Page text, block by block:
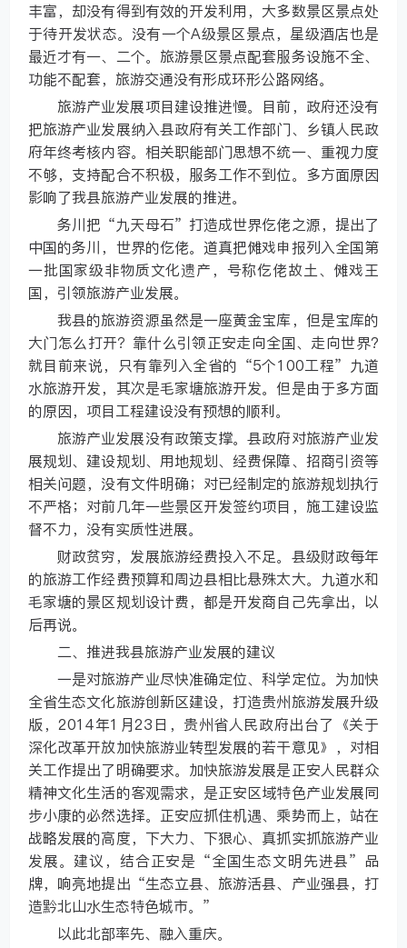
丰富，却没有得到有效的开发利用，大多数景区景点处
于待开发状态。没有一个A级景区景点，星级酒店也是
最近才有一、二个。旅游景区景点配套服务设施不全、
功能不配套，旅游交通没有形成环形公路网络。
旅游产业发展项目建设推进慢。目前，政府还没有
把旅游产业发展纳入县政府有关工作部门、乡镇人民政
府年终考核内容。相关职能部门思想不统一、重视力度
不够，支持配合不积极，服务工作不到位。多方面原因
影响了我县旅游产业发展的推进。
务川把“九天母石”打造成世界仡佬之源，提出了
中国的务川，世界的仡佬。道真把傩戏申报列入全国第
一批国家级非物质文化遗产，号称仡佬故土、傩戏王
国，引领旅游产业发展。
我县的旅游资源虽然是一座黄金宝库，但是宝库的
大门怎么打开？靠什么引领正安走向全国、走向世界?
就目前来说，只有靠列入全省的“5个100工程”九道
水旅游开发，其次是毛家塘旅游开发。但是由于多方面
的原因，项目工程建设没有预想的顺利。
旅游产业发展没有政策支撑。县政府对旅游产业发
展规划、建设规划、用地规划、经费保障、招商引资等
相关问题，没有文件明确；对已经制定的旅游规划执行
不严格；对前几年一些景区开发签约项目，施工建设监
督不力，没有实质性进展。
财政贫穷，发展旅游经费投入不足。县级财政每年
的旅游工作经费预算和周边县相比悬殊太大。九道水和
毛家塘的景区规划设计费，都是开发商自己先拿出，以
后再说。
二、推进我县旅游产业发展的建议
一是对旅游产业尽快准确定位、科学定位。为加快
全省生态文化旅游创新区建设，打造贵州旅游发展升级
版，2014年1月23日，贵州省人民政府出台了《关于
深化改革开放加快旅游业转型发展的若干意见》，对相
关工作提出了明确要求。加快旅游发展是正安人民群众
精神文化生活的客观需求，是正安区域特色产业发展同
步小康的必然选择。正安应抓住机遇、乘势而上，站在
战略发展的高度，下大力、下狠心、真抓实抓旅游产业
发展。建议，结合正安是“全国生态文明先进县”品
牌，响亮地提出“生态立县、旅游活县、产业强县，打
造黔北山水生态特色城市。”
以此北部率先、融入重庆。